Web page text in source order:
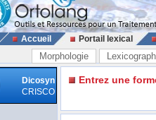
Accueil Portail lexical
Morphologie
Dicosyn
CRISCO
Entrez une